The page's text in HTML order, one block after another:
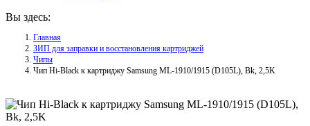
Вы здесь:
Главная
ЗИП для заправки и восстановления картриджей
Чипы
Чип Hi-Black к картриджу Samsung ML-1910/1915 (D105L), Bk, 2,5K